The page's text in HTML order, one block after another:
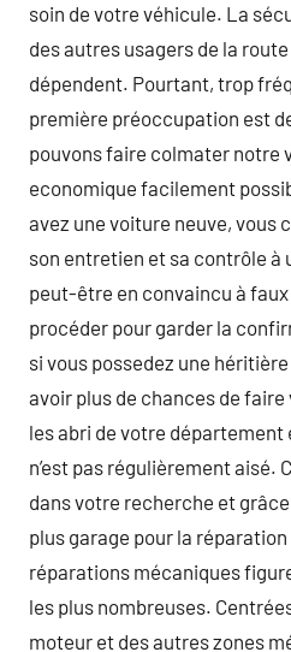
soin de votre véhicule. La
des autres usagers de la
dépendent. Pourtant, trop
première préoccupation est
pouvons faire colmater notre
economique facilement
avez une voiture neuve, vous
son entretien et sa contrôle à
peut-être en convaincu à faux
procéder pour garder la
si vous possedez une
avoir plus de chances de
les abri de votre département
n’est pas régulièrement aisé.
dans votre recherche et
plus garage pour la
réparations mécaniques
les plus nombreuses.
moteur et des autres zones